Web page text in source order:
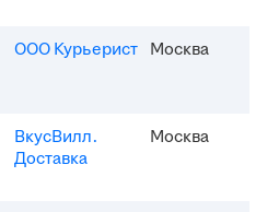
ООО Курьерист Москва
ВкусВилл.
Доставка
Москва